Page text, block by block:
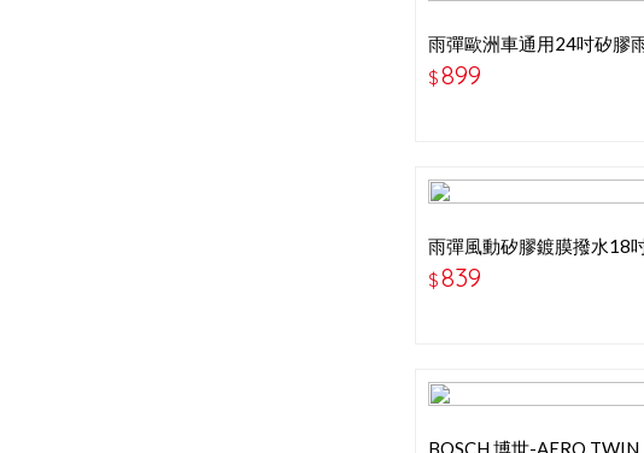
雨彈歐洲車通用24吋矽膠
刷
$899
雨彈風動矽膠鍍膜撥水18
雨刷
$839
BOSCH 博世-AERO TWIN